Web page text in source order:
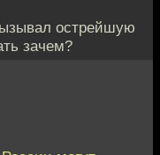
острейшую
зачем?